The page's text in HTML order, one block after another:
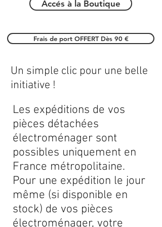
Accés à la Boutique
Frais de port OFFERT Dès 90 €
Les expéditions de vos
pièces détachées
électroménager sont
possibles uniquement en
France métropolitaine.
Pour une expédition le jour
même (si disponible en
stock) de vos pièces
électroménager, votre
Un simple clic pour une belle
initiative !